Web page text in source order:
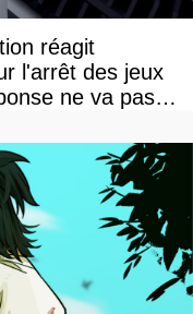
réagit
l'arrêt des jeux
ne va pas